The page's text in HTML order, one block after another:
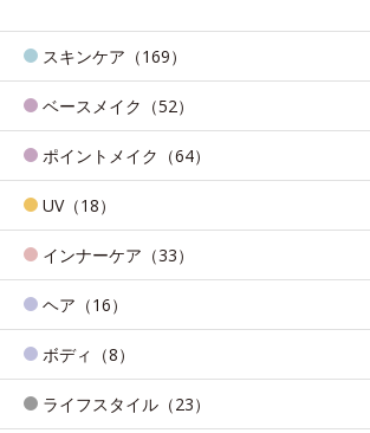
スキンケア（169）
ベースメイク（52）
ポイントメイク（64）
UV（18）
インナーケア（33）
ヘア（16）
ボディ（8）
ライフスタイル（23）